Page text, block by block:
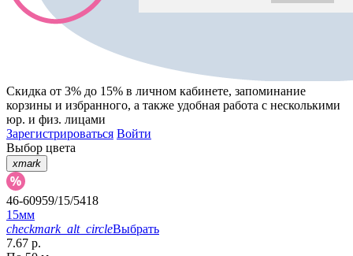
Скидка от 3% до 15% в личном кабинете, запоминание
корзины и избранного, а также удобная работа с несколькими
юр. и физ. лицами
Зарегистрироваться Войти
Выбор цвета
xmark
46-60959/15/5418
15мм
checkmark_alt_circleВыбрать
7.67 р.